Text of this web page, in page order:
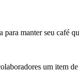
manter seu café
um item